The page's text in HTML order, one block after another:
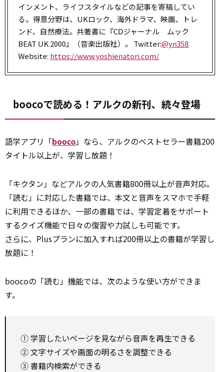
インメント、ライフスタイルなどの記事を寄稿してい
る。得意分野は、UKロック、海外ドラマ、映画、トレ
ンド、自然療法。共著書に『CDジャーナル ムック
BEAT UK 2000』（音楽出版社）。 Twitter:@yn358
Website: https://www.yoshienatori.com/
boocoで読める！アルクの新刊、続々登場
語学アプリ「booco」なら、アルクのベストセラー書籍200
タイトル以上が、学習し放題！
「キクタン」などアルクの人気書籍800冊以上が音声対応。
「読む」に対応した書籍では、本文と音声をスマホで手軽
に利用できるほか、一部の書籍では、学習定着をサポート
するクイズ機能で日々の復習や力試しも可能です。
さらに、Plusプランに加入すれば200冊以上の書籍が学習し
放題に！
boocoの「読む」 機能では、次のような使い方ができま
す。
① 学習したいページを見ながら音声を再生できる
② 文字サイズや画面の明るさを調整できる
③ 書籍内検索ができる